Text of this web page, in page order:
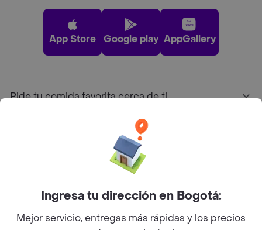
App Store Google play AppGallery
Pide tu comida favorita cerca de ti
Sobre RappiIngresa tu dirección en Bogotá:
Mejor servicio, entregas más rápidas y los precios